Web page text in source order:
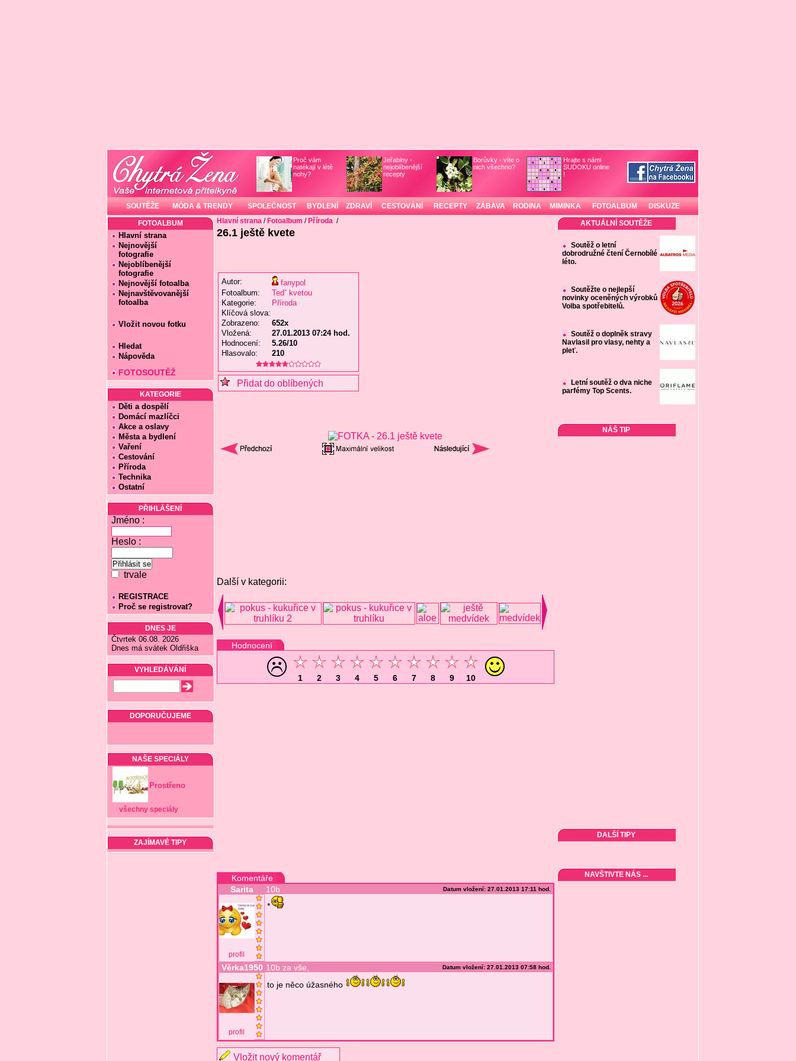
Proč vám
natékají v létě
nohy?
Jeřabiny -
nejoblíbenější
recepty
Borůvky - víte o
nich všechno?
Hrajte s námi
SUDOKU online
!
SOUTĚŽE MÓDA & TRENDY SPOLEČNOST BYDLENÍ ZDRAVÍ CESTOVÁNÍ RECEPTY ZÁBAVA RODINA MIMINKA FOTOALBUM DISKUZE
FOTOALBUM
Hlavní strana
Nejnovější
fotografie
Nejoblíbenější
fotografie
Nejnovější fotoalba
Nejnavštěvovanější
fotoalba
Vložit novou fotku
Hledat
Nápověda
FOTOSOUTĚŽ
KATEGORIE
Děti a dospělí
Domácí mazlíčci
Akce a oslavy
Města a bydlení
Vaření
Cestování
Příroda
Technika
Ostatní
PŘIHLÁŠENÍ
Jméno :
Heslo :
trvale
REGISTRACE
Proč se registrovat?
DNES JE
Čtvrtek 06.08. 2026
Dnes má svátek Oldřiška
VYHLEDÁVÁNÍ
DOPORUČUJEME
NAŠE SPECIÁLY
Prostřeno
všechny speciály
ZAJÍMAVÉ TIPY
Hlavní strana/ Fotoalbum / Příroda /
26.1 ještě kvete
Autor:
fanypol
Fotoalbum:
Tedˇ kvetou
Kategorie:
Příroda
Klíčová slova:
Zobrazeno:
652x
Vložená:
27.01.2013 07:24 hod.
Hodnocení:
5.26/10
Hlasovalo:
210
Přidat do oblíbených
Další v kategorii:
Hodnocení
1 2 3 4 5 6 7 8 9 10
Komentáře
Sarita
10b Datum vložení: 27.01.2013 17:11 hod.
profil
*
Věrka1950 10b za vše, Datum vložení: 27.01.2013 07:58 hod.
profil
to je něco úžasného
Vložit nový komentář
AKTUÁLNÍ SOUTĚŽE
Soutěž o letní
dobrodružné čtení Černobílé
léto.
Soutěžte o nejlepší
novinky oceněných výrobků
Volba spotřebitelů.
Soutěž o doplněk stravy
Navlasil pro vlasy, nehty a
pleť.
Letní soutěž o dva niche
parfémy Top Scents.
NÁŠ TIP
DALŠÍ TIPY
NAVŠTIVTE NÁS ...